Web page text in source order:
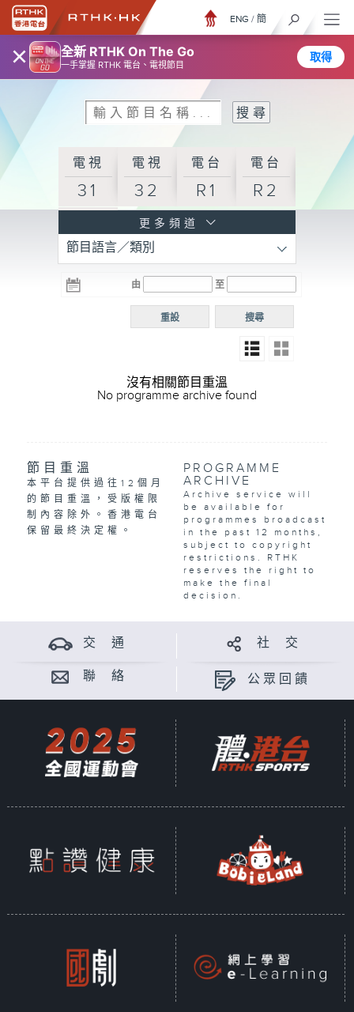
× 全新 RTHK On The Go
一手掌握 RTHK 電台、電視節目
取得
ENG / 簡
電視
31
電視
32
電台
R1
電台
R2
R3
電台 電台
R5
電台
普通
更多頻道
節目語言／類別
由 至
搜尋
重設
沒有相關節目重溫
No programme archive found
節目重溫
本平台提供過往12個月
的節目重溫，受版權限
制內容除外。香港電台
保留最終決定權。
PROGRAMME
ARCHIVE
Archive service will
be available for
programmes broadcast
in the past 12 months,
subject to copyright
restrictions. RTHK
reserves the right to
make the final
decision.
交 通 社 交
聯 絡 公眾回饋